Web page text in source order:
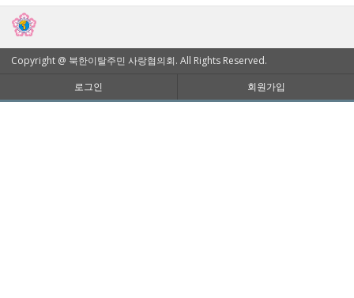
Copyright @ 북한이탈주민 사랑협의회. All Rights Reserved.
로그인
회원가입